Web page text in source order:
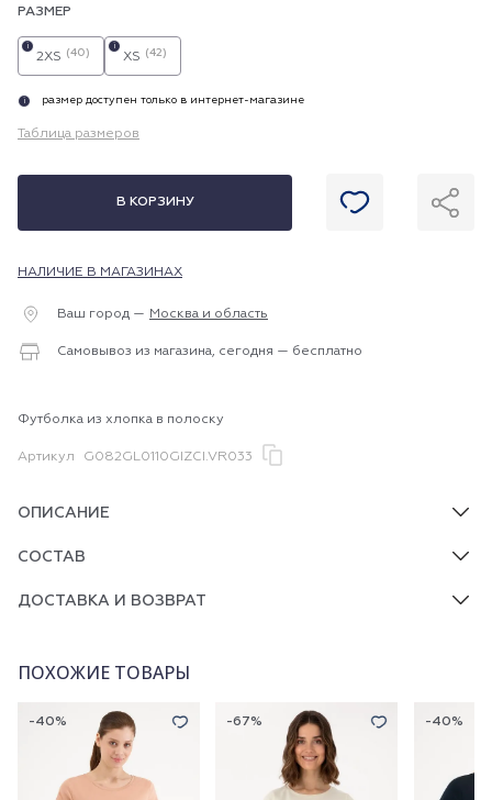
РАЗМЕР
2XS (40)
i
XS (42)
i
i размер доступен только в интернет-магазине
Таблица размеров
В КОРЗИНУ
НАЛИЧИЕ В МАГАЗИНАХ
Ваш город — Москва и область
Самовывоз из магазина, сегодня — бесплатно
Футболка из хлопка в полоску
Артикул G082GL0110GIZCI.VR033
ОПИСАНИЕ
СОСТАВ
ДОСТАВКА И ВОЗВРАТ
ПОХОЖИЕ ТОВАРЫ
-40% -67% -40%